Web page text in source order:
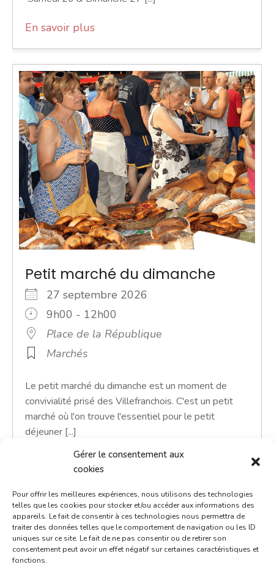
Gérer le consentement aux
cookies
Pour offrir les meilleures expériences, nous utilisons des technologies
telles que les cookies pour stocker et/ou accéder aux informations des
appareils. Le fait de consentir à ces technologies nous permettra de
traiter des données telles que le comportement de navigation ou les ID
uniques sur ce site. Le fait de ne pas consentir ou de retirer son
consentement peut avoir un effet négatif sur certaines caractéristiques et
fonctions.
En savoir plus
Petit marché du dimanche
27 septembre 2026
9h00 - 12h00
Place de la République
Marchés
Le petit marché du dimanche est un moment de
convivialité prisé des Villefranchois. C'est un petit
marché où l'on trouve l'essentiel pour le petit
déjeuner [...]
En savoir plus